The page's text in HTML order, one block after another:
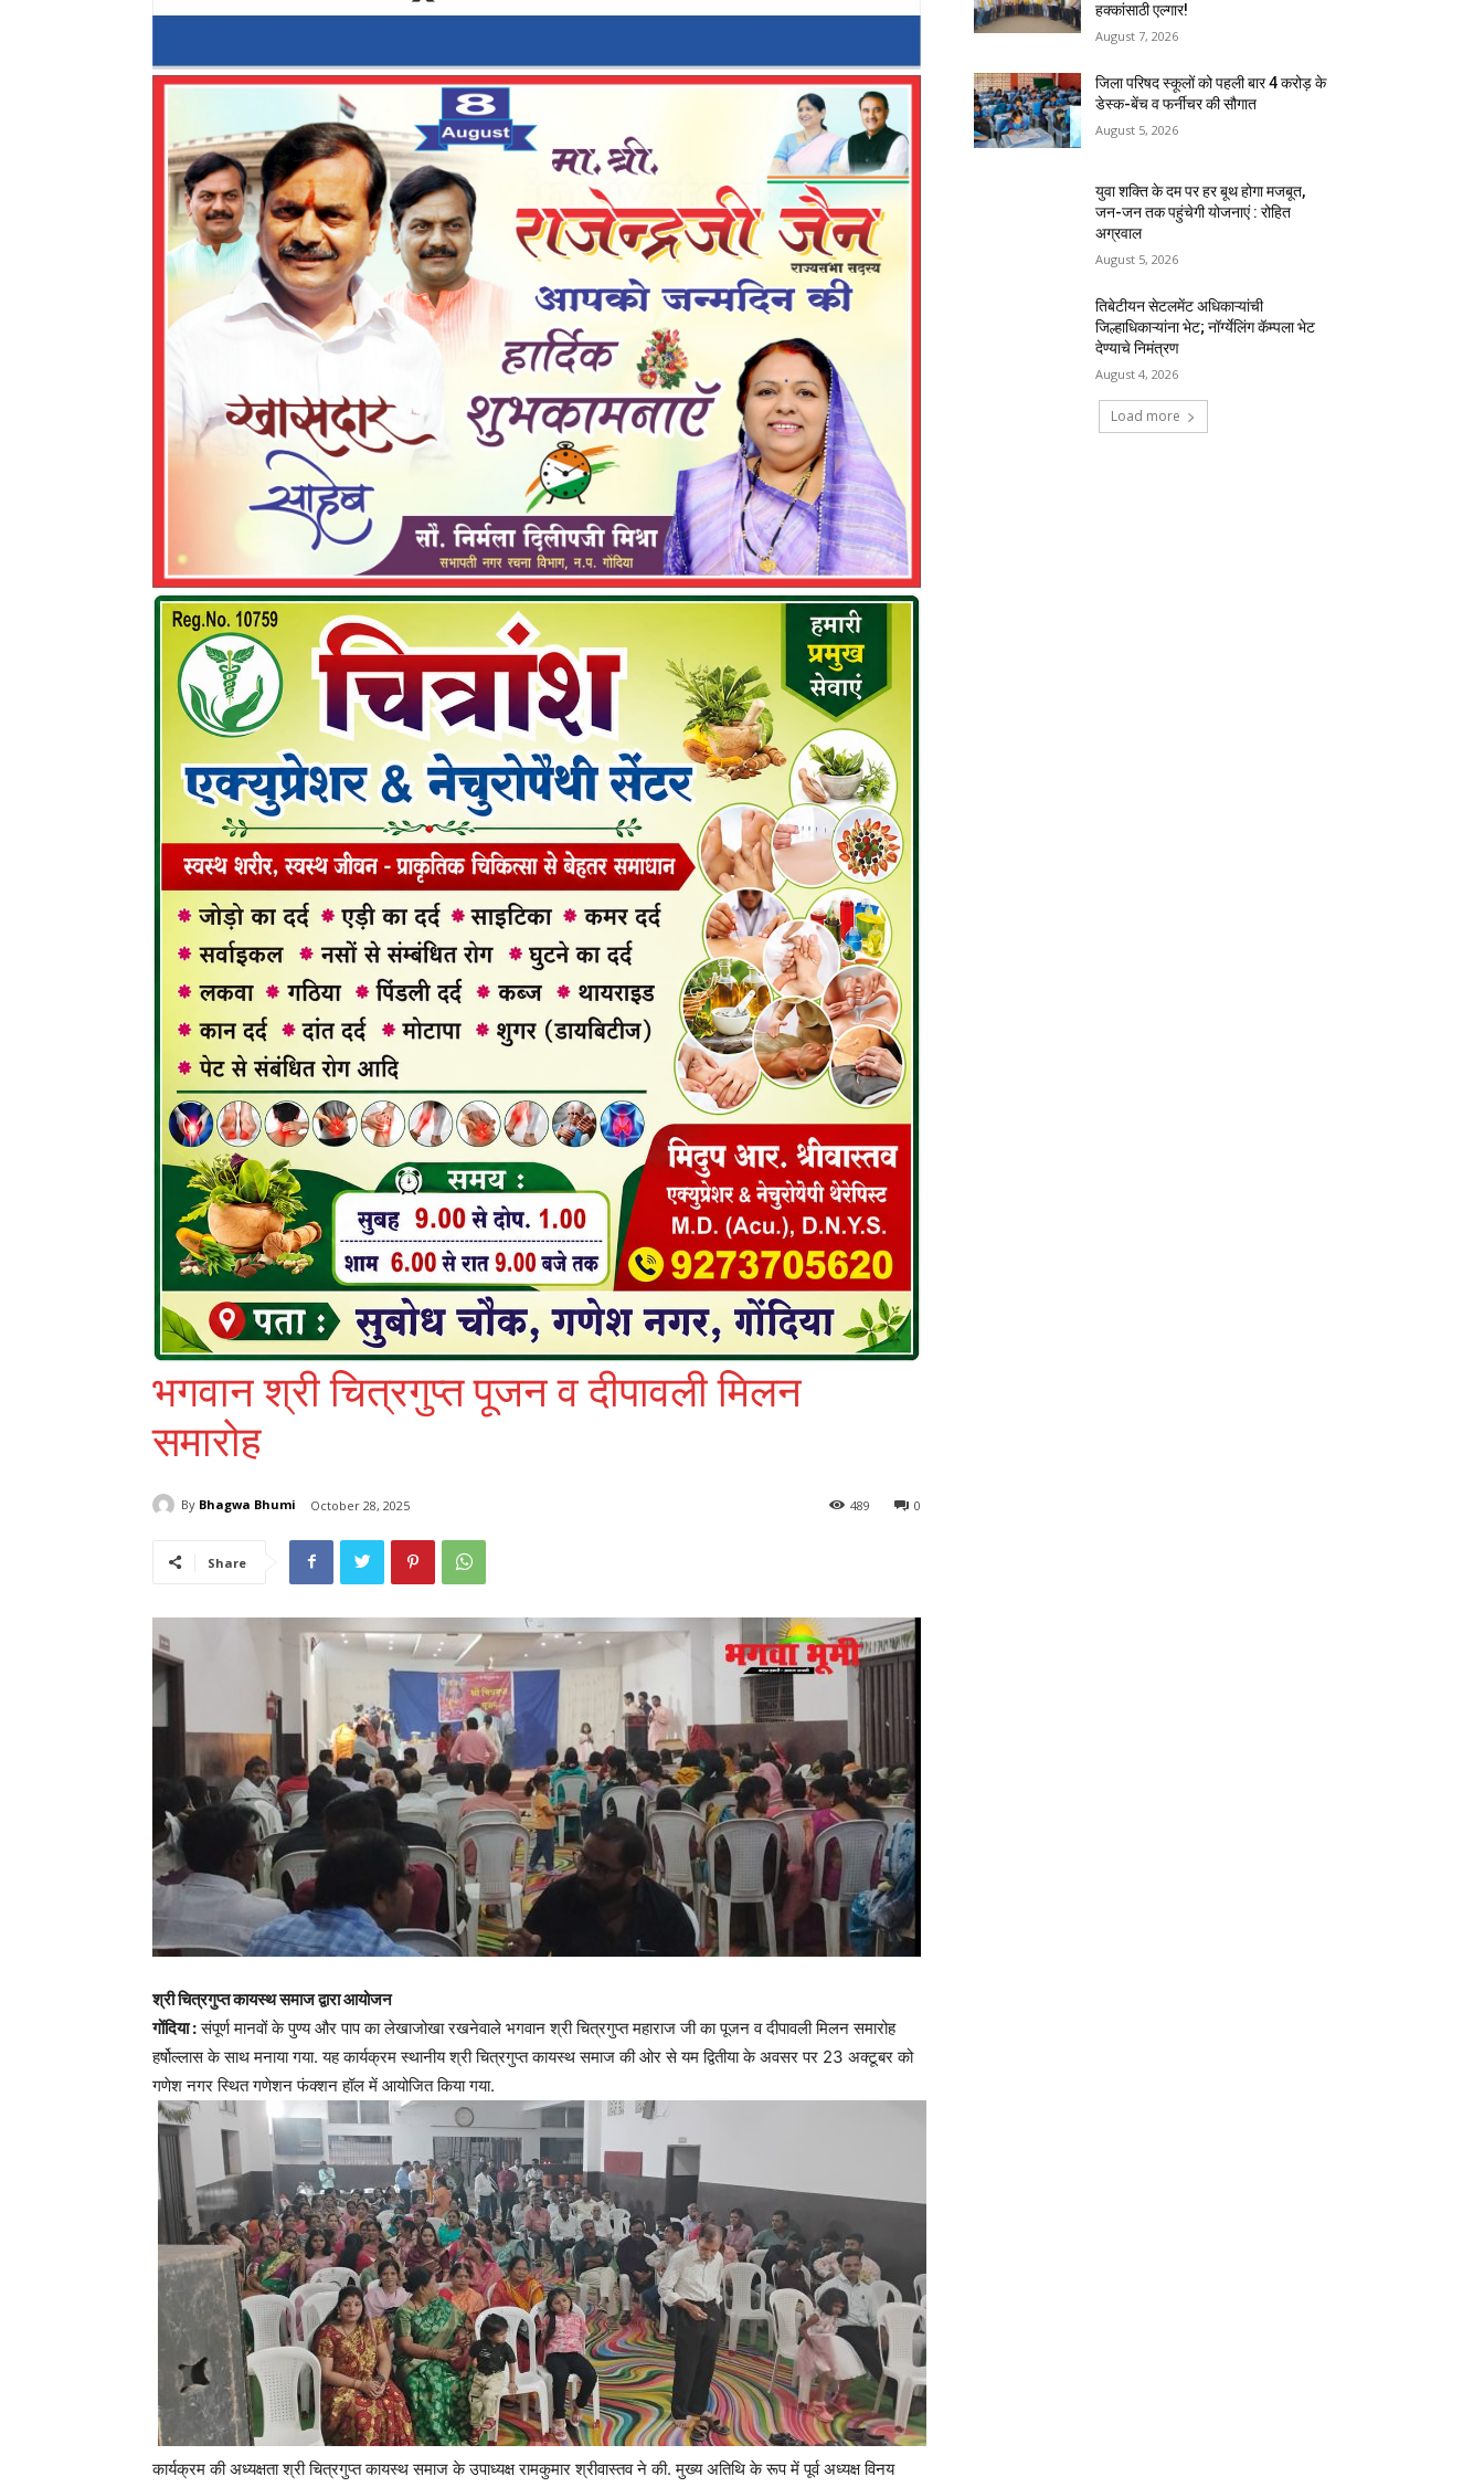
भगवान श्री चित्रगुप्त पूजन व दीपावली मिलन
समारोह
By Bhagwa Bhumi October 28, 2025 0
489
Share
श्री चित्रगुप्त कायस्थ समाज द्वारा आयोजन
गोंदिया :संपूर्ण मानवों के पुण्य और पाप का लेखाजोखा रखनेवाले भगवान श्री चित्रगुप्त महाराज जी का पूजन व दीपावली मिलन समारोह
हर्षोल्लास के साथ मनाया गया. यह कार्यक्रम स्थानीय श्री चित्रगुप्त कायस्थ समाज की ओर से यम द्वितीया के अवसर पर 23 अक्टूबर को
गणेश नगर स्थित गणेशन फंक्शन हॉल में आयोजित किया गया.
कार्यक्रम की अध्यक्षता श्री चित्रगुप्त कायस्थ समाज के उपाध्यक्ष रामकुमार श्रीवास्तव ने की. मुख्य अतिथि के रूप में पूर्व अध्यक्ष विनय
हक्कांसाठी एल्गार!
August 7, 2026
जिला परिषद स्कूलों को पहली बार 4 करोड़ के
डेस्क-बेंच व फर्नीचर की सौगात
August 5, 2026
युवा शक्ति के दम पर हर बूथ होगा मजबूत,
जन-जन तक पहुंचेगी योजनाएं : रोहित
अग्रवाल
August 5, 2026
तिबेटीयन सेटलमेंट अधिकाऱ्यांची
जिल्हाधिकाऱ्यांना भेट; नॉर्ग्येलिंग कॅम्पला भेट
देण्याचे निमंत्रण
August 4, 2026
Load more